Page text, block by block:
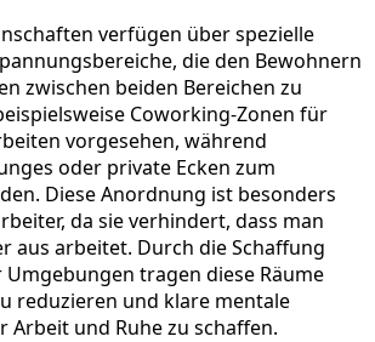
verfügen über spezielle
die den Bewohnern
zwischen beiden Bereichen zu
Coworking-Zonen für
vorgesehen, während
oder private Ecken zum
Diese Anordnung ist besonders
da sie verhindert, dass man
aus arbeitet. Durch die Schaffung
tragen diese Räume
reduzieren und klare mentale
Arbeit und Ruhe zu schaffen.